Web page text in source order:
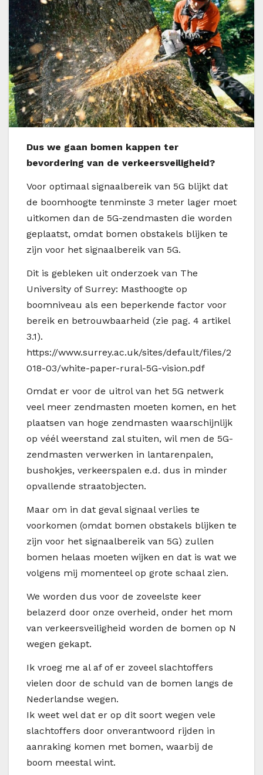
Dus we gaan bomen kappen ter
bevordering van de verkeersveiligheid?
Voor optimaal signaalbereik van 5G blijkt dat
de boomhoogte tenminste 3 meter lager moet
uitkomen dan de 5G-zendmasten die worden
geplaatst, omdat bomen obstakels blijken te
zijn voor het signaalbereik van 5G.
Dit is gebleken uit onderzoek van The
University of Surrey: Masthoogte op
boomniveau als een beperkende factor voor
bereik en betrouwbaarheid (zie pag. 4 artikel
3.1).
https://www.surrey.ac.uk/sites/default/files/2
018-03/white-paper-rural-5G-vision.pdf
Omdat er voor de uitrol van het 5G netwerk
veel meer zendmasten moeten komen, en het
plaatsen van hoge zendmasten waarschijnlijk
op véél weerstand zal stuiten, wil men de 5G-
zendmasten verwerken in lantarenpalen,
bushokjes, verkeerspalen e.d. dus in minder
opvallende straatobjecten.
Maar om in dat geval signaal verlies te
voorkomen (omdat bomen obstakels blijken te
zijn voor het signaalbereik van 5G) zullen
bomen helaas moeten wijken en dat is wat we
volgens mij momenteel op grote schaal zien.
We worden dus voor de zoveelste keer
belazerd door onze overheid, onder het mom
van verkeersveiligheid worden de bomen op N
wegen gekapt.
Ik vroeg me al af of er zoveel slachtoffers
vielen door de schuld van de bomen langs de
Nederlandse wegen.
Ik weet wel dat er op dit soort wegen vele
slachtoffers door onverantwoord rijden in
aanraking komen met bomen, waarbij de
boom meestal wint.